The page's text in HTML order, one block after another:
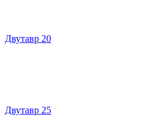
Двутавр 20
Двутавр 25